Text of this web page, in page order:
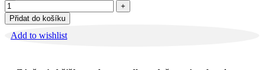
Přidat do košíku
Add to wishlist